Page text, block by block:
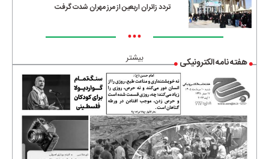
تردد زائران اربعین از مرز مهران شدت گرفت
•••
بیشتر هفته نامه الکترونیکی